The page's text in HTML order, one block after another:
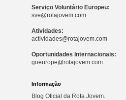
Serviço Voluntário Europeu:
sve@rotajovem.com
Atividades:
actividades@rotajovem.com
Oportunidades Internacionais:
goeurope@rotajovem.com
Informação
Blog Oficial da Rota Jovem.